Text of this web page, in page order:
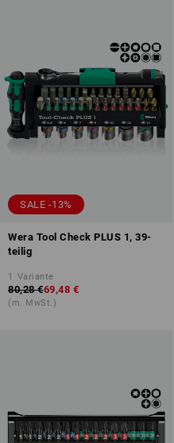
SALE -13%
Wera Tool Check PLUS 1, 39-
teilig
1 Variante
80,28 €69,48 €
(m. MwSt.)